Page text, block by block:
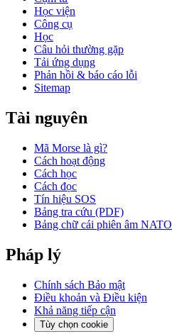
Học viện
Công cụ
Học
Câu hỏi thường gặp
Tải ứng dụng
Phản hồi & báo cáo lỗi
Sitemap
Tài nguyên
Mã Morse là gì?
Cách hoạt động
Cách học
Cách đọc
Tín hiệu SOS
Bảng tra cứu (PDF)
Bảng chữ cái phiên âm NATO
Pháp lý
Chính sách Bảo mật
Điều khoản và Điều kiện
Khả năng tiếp cận
Tùy chọn cookie